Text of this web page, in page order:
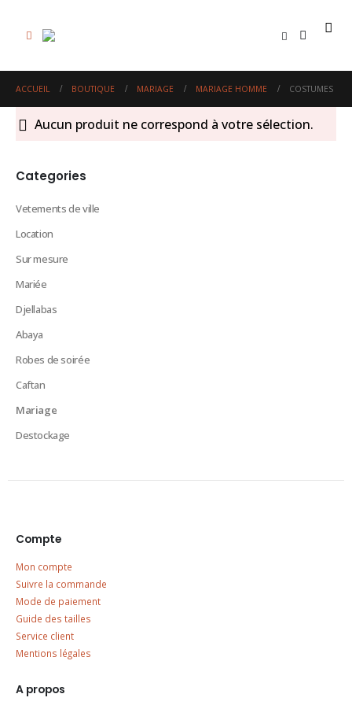
ACCUEIL BOUTIQUE MARIAGE MARIAGE HOMME COSTUMES
Aucun produit ne correspond à votre sélection.
Categories
Vetements de ville
Location
Sur mesure
Mariée
Djellabas
Abaya
Robes de soirée
Caftan
Mariage
Destockage
Compte
Mon compte
Suivre la commande
Mode de paiement
Guide des tailles
Service client
Mentions légales
A propos